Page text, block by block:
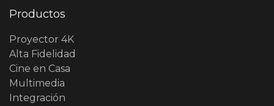
Productos
Proyector 4K
Alta Fidelidad
Cine en Casa
Multimedia
Integración